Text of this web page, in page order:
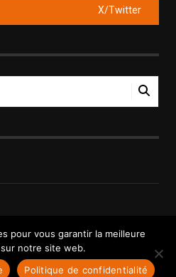
X/Twitter
pour vous garantir la meilleure
notre site web.
Politique de confidentialité